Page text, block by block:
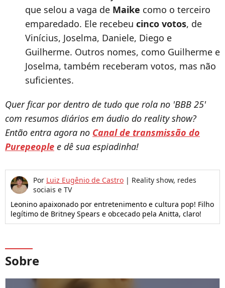
que selou a vaga de Maike como o terceiro
emparedado. Ele recebeu cinco votos, de
Vinícius, Joselma, Daniele, Diego e
Guilherme. Outros nomes, como Guilherme e
Joselma, também receberam votos, mas não
suficientes.
Quer ficar por dentro de tudo que rola no 'BBB 25'
com resumos diários em áudio do reality show?
Então entra agora no Canal de transmissão do
Purepeople e dê sua espiadinha!
Por Luiz Eugênio de Castro | Reality show, redes
sociais e TV
Leonino apaixonado por entretenimento e cultura pop! Filho
legítimo de Britney Spears e obcecado pela Anitta, claro!
Sobre